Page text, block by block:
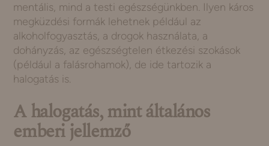
mentális, mind a testi egészségünkben. Ilyen káros
megküzdési formák lehetnek például az
alkoholfogyasztás, a drogok használata, a
dohányzás, az egészségtelen étkezési szokások
(például a falásrohamok), de ide tartozik a
halogatás is.
A halogatás, mint általános
emberi jellemző